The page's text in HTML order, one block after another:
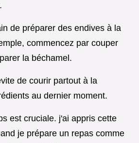
de préparer des endives à la
commencez par couper
la béchamel.
de courir partout à la
au dernier moment.
est cruciale. j'ai appris cette
je prépare un repas comme